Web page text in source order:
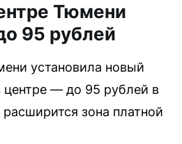
Тюмени
95 рублей
установила новый
центре — до 95 рублей в
зона платной